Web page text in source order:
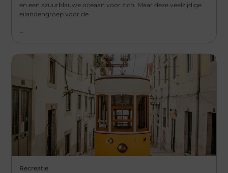
en een azuurblauwe oceaan voor zich. Maar deze veelzijdige
eilandengroep voor de
...
Recreatie